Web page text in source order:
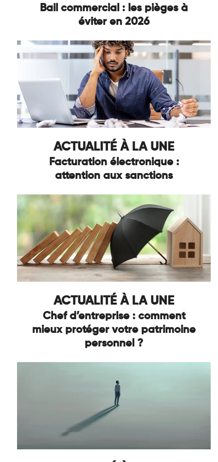
Bail commercial : les pièges à
éviter en 2026
ACTUALITÉ À LA UNE
Facturation électronique :
attention aux sanctions
ACTUALITÉ À LA UNE
Chef d’entreprise : comment
mieux protéger votre patrimoine
personnel ?